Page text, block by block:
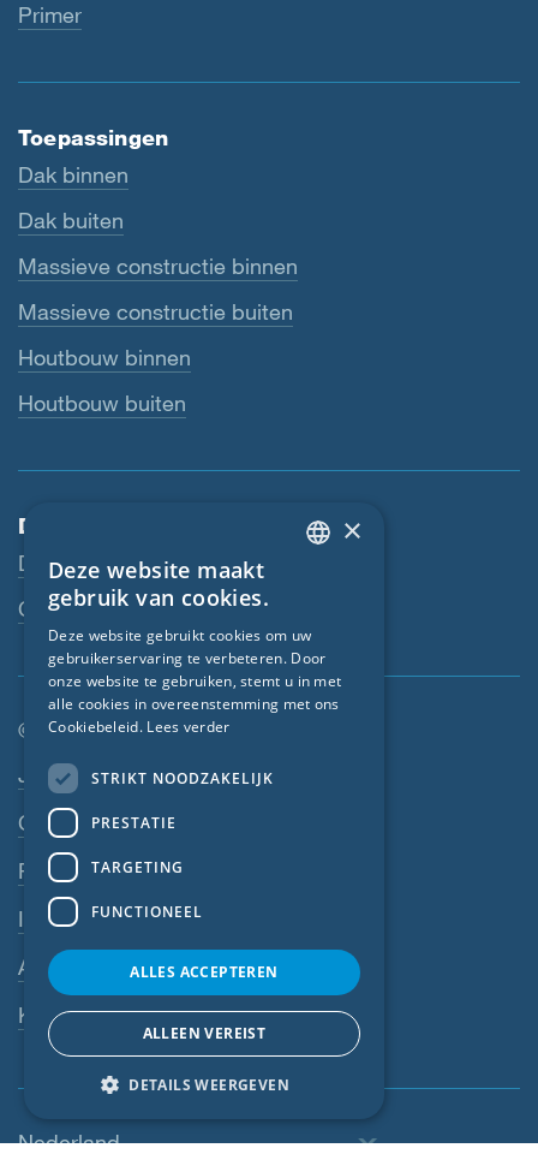
Primer
Toepassingen
Dak binnen
Dak buiten
Massieve constructie binnen
Massieve constructie buiten
Houtbouw binnen
Houtbouw buiten
Dienstverlening
Downloads
Contactpersoon
© SIGA 2026
Footer-navigatie
Jobs
Contact
Privacyverklaring
Impressum
AV
Klokkenluiderssysteem
Nederland
FRENCH
CZECH
NORWEGIAN
×
Deze website maakt
gebruik van cookies.
Deze website gebruikt cookies om uw
gebruikerservaring te verbeteren. Door
onze website te gebruiken, stemt u in met
alle cookies in overeenstemming met ons
Cookiebeleid. Lees verder
STRIKT NOODZAKELIJK
PRESTATIE
TARGETING
FUNCTIONEEL
ALLES ACCEPTEREN
ALLEEN VEREIST
DETAILS WEERGEVEN